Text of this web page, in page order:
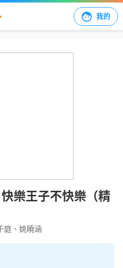
我的
樂王子不快樂（精
庭、姚曉涵